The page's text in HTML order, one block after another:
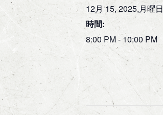
12月 15, 2025,月曜日
時間:
8:00 PM - 10:00 PM